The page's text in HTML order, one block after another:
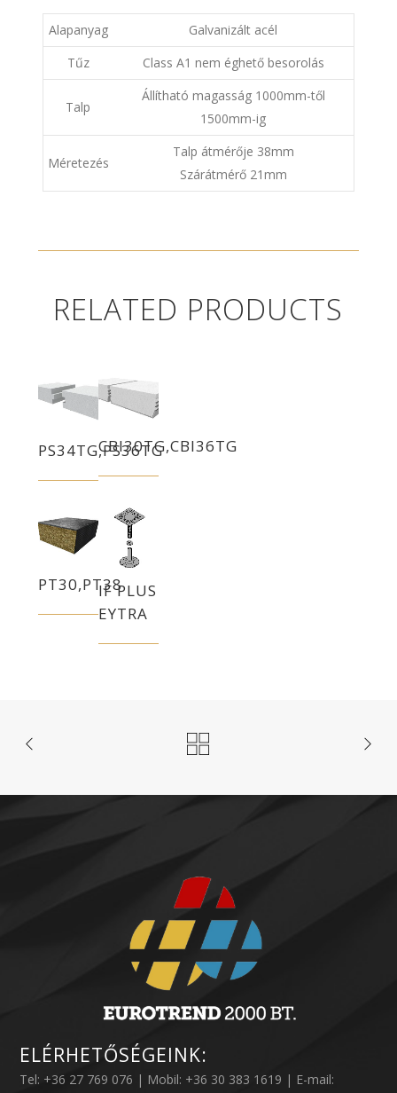
Alapanyag
Galvanizált acél
Tűz
Class A1 nem éghető besorolás
Talp
Állítható magasság 1000mm-től
1500mm-ig
Méretezés
Talp átmérője 38mm
Szárátmérő 21mm
RELATED PRODUCTS
PS34TG,PS36TG
CBI30TG,CBI36TG
PT30,PT38IF PLUS
EYTRA
ELÉRHETŐSÉGEINK:
Tel: +36 27 769 076 | Mobil: +36 30 383 1619 | E-mail: